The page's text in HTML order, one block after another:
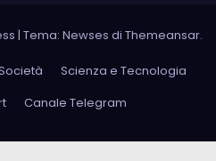
| Tema: Newses di Themeansar.
Scienza e Tecnologia
Canale Telegram